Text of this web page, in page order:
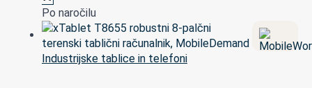
Po naročilu
Industrijske tablice in telefoni